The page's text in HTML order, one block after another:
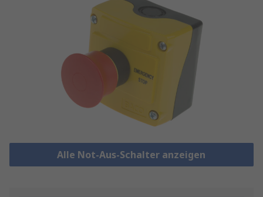
Alle Not-Aus-Schalter anzeigen